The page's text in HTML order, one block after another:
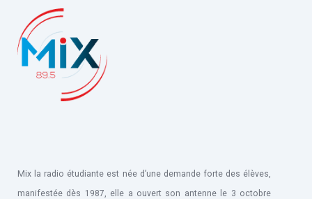
Mix la radio étudiante est née d’une demande forte des élèves,
manifestée dès 1987, elle a ouvert son antenne le 3 octobre